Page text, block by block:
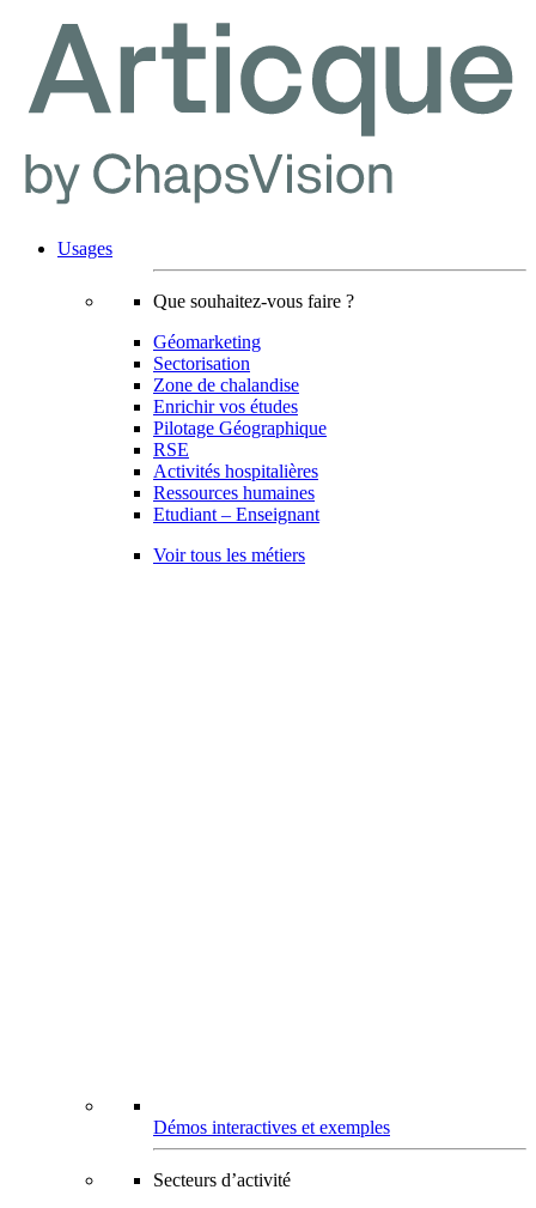
Usages
Que souhaitez-vous faire ?
Géomarketing
Sectorisation
Zone de chalandise
Enrichir vos études
Pilotage Géographique
RSE
Activités hospitalières
Ressources humaines
Etudiant – Enseignant
Voir tous les métiers
Démos interactives et exemples
Secteurs d’activité